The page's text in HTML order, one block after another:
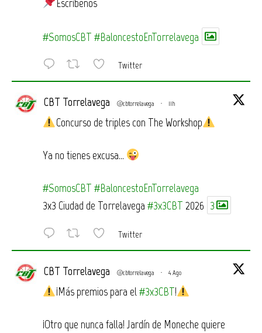
#SomosCBT #BaloncestoEnTorrelavega
Twitter
CBT Torrelavega @cbtorrelavega · 11h
Concurso de triples con The Workshop
Ya no tienes excusa…
#SomosCBT #BaloncestoEnTorrelavega
3x3 Ciudad de Torrelavega#3x3CBT 2026 3
Twitter
CBT Torrelavega @cbtorrelavega · 4 Ago
¡Más premios para el#3x3CBT!
¡Otro que nunca falla! Jardín de Moneche quiere